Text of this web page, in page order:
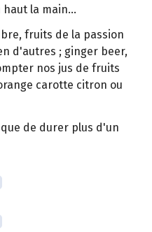
la main...
fruits de la passion
d'autres ; ginger beer,
nos jus de fruits
carotte citron ou
de durer plus d'un